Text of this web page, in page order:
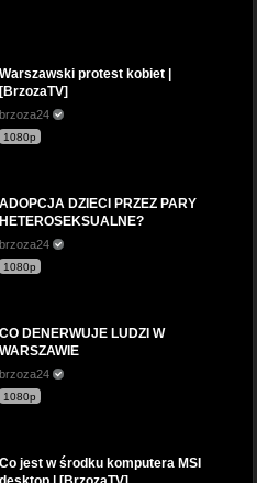
Warszawski protest kobiet |
[BrzozaTV]
brzoza24
1080p
ADOPCJA DZIECI PRZEZ PARY
HETEROSEKSUALNE?
brzoza24
1080p
CO DENERWUJE LUDZI W
WARSZAWIE
brzoza24
1080p
Co jest w środku komputera MSI